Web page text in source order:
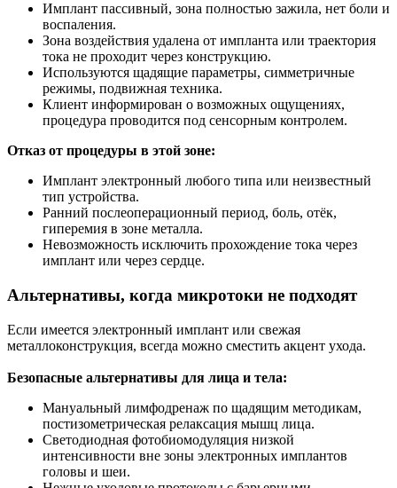
Имплант пассивный, зона полностью зажила, нет боли и
воспаления.
Зона воздействия удалена от импланта или траектория
тока не проходит через конструкцию.
Используются щадящие параметры, симметричные
режимы, подвижная техника.
Клиент информирован о возможных ощущениях,
процедура проводится под сенсорным контролем.
Отказ от процедуры в этой зоне:
Имплант электронный любого типа или неизвестный
тип устройства.
Ранний послеоперационный период, боль, отёк,
гиперемия в зоне металла.
Невозможность исключить прохождение тока через
имплант или через сердце.
Альтернативы, когда микротоки не подходят
Если имеется электронный имплант или свежая
металлоконструкция, всегда можно сместить акцент ухода.
Безопасные альтернативы для лица и тела:
Мануальный лимфодренаж по щадящим методикам,
постизометрическая релаксация мышц лица.
Светодиодная фотобиомодуляция низкой
интенсивности вне зоны электронных имплантов
головы и шеи.